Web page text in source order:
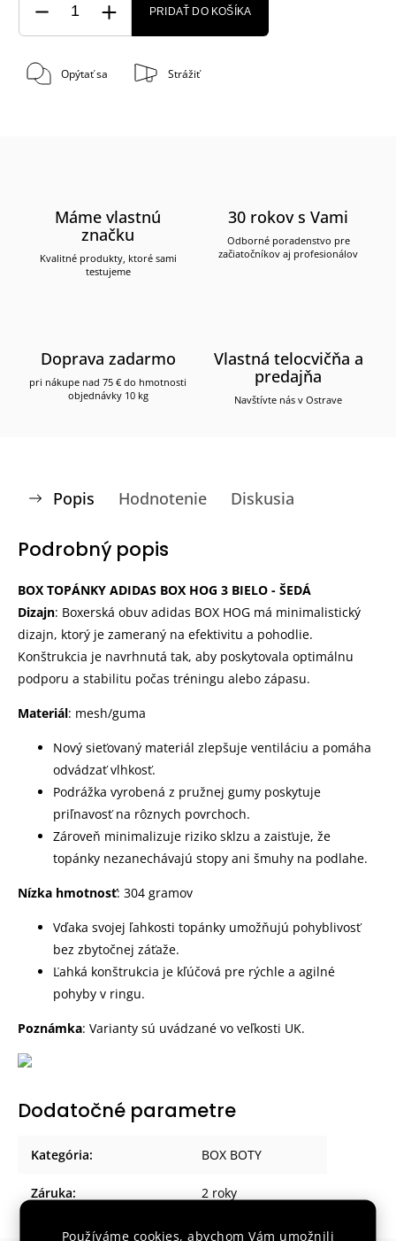
Používáme cookies, abychom Vám umožnili
PRIDAŤ DO KOŠÍKA
Opýtať sa Strážiť
Máme vlastnú
značku
Kvalitné produkty, ktoré sami
testujeme
30 rokov s Vami
Odborné poradenstvo pre
začiatočníkov aj profesionálov
Doprava zadarmo
pri nákupe nad 75 € do hmotnosti
objednávky 10 kg
Vlastná telocvičňa a
predajňa
Navštívte nás v Ostrave
Popis Hodnotenie Diskusia
Podrobný popis
BOX TOPÁNKY ADIDAS BOX HOG 3 BIELO - ŠEDÁ
Dizajn: Boxerská obuv adidas BOX HOG má minimalistický
dizajn, ktorý je zameraný na efektivitu a pohodlie.
Konštrukcia je navrhnutá tak, aby poskytovala optimálnu
podporu a stabilitu počas tréningu alebo zápasu.
Materiál: mesh/guma
Nový sieťovaný materiál zlepšuje ventiláciu a pomáha
odvádzať vlhkosť.
Podrážka vyrobená z pružnej gumy poskytuje
priľnavosť na rôznych povrchoch.
Zároveň minimalizuje riziko sklzu a zaisťuje, že
topánky nezanechávajú stopy ani šmuhy na podlahe.
Nízka hmotnosť: 304 gramov
Vďaka svojej ľahkosti topánky umožňujú pohyblivosť
bez zbytočnej záťaže.
Ľahká konštrukcia je kľúčová pre rýchle a agilné
pohyby v ringu.
Poznámka: Varianty sú uvádzané vo veľkosti UK.
Dodatočné parametre
Kategória: BOX BOTY
Záruka: 2 roky